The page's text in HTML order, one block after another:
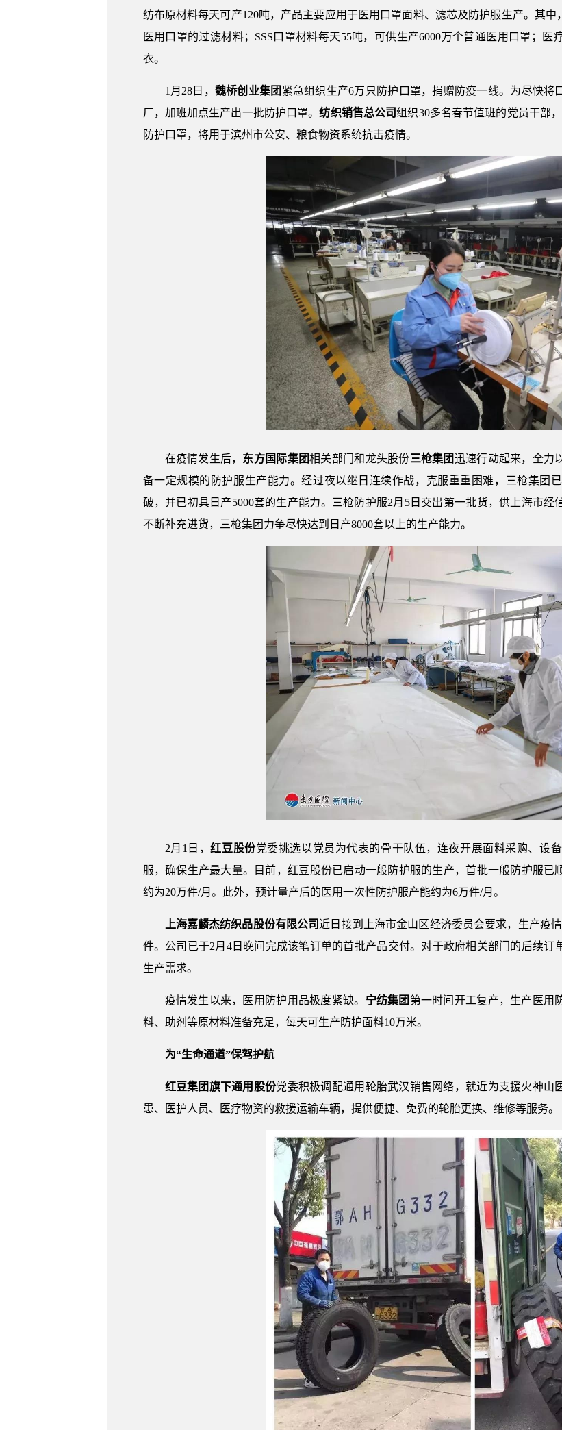
纺布原材料每天可产120吨，产品主要应用于医用口罩面料、滤芯及防护服生产。其中
医用口罩的过滤材料；SSS口罩材料每天55吨，可供生产6000万个普通医用口罩；医
衣。
1月28日， 魏桥创业集团 紧急组织生产6万只防护口罩，捐赠防疫一线。为尽快将
厂，加班加点生产出一批防护口罩。纺织销售总公司组织30多名春节值班的党员干部
防护口罩，将用于滨州市公安、粮食物资系统抗击疫情。
在疫情发生后， 东方国际集团相关部门和龙头股份三枪集团 迅速行动起来，全力
备一定规模的防护服生产能力。经过夜以继日连续作战，克服重重困难，三枪集团
破，并已初具日产5000套的生产能力。三枪防护服2月5日交出第一批货，供上海市
不断补充进货，三枪集团力争尽快达到日产8000套以上的生产能力。
2月1日，红豆股份党委挑选以党员为代表的骨干队伍，连夜开展面料采购、设
服，确保生产最大量。目前，红豆股份已启动一般防护服的生产，首批一般防护服
约为20万件/月。此外，预计量产后的医用一次性防护服产能约为6万件/月。
上海嘉麟杰纺织品股份有限公司近日接到上海市金山区经济委员会要求，生产疫
件。公司已于2月4日晚间完成该笔订单的首批产品交付。对于政府相关部门的后续
生产需求。
疫情发生以来，医用防护用品极度紧缺。 宁纺集团 第一时间开工复产，生产医用
料、助剂等原材料准备充足，每天可生产防护面料10万米。
为“生命通道”保驾护航
红豆集团旗下通用股份党委积极调配通用轮胎武汉销售网络，就近为支援火神山
患、医护人员、医疗物资的救援运输车辆，提供便捷、免费的轮胎更换、维修等服务。